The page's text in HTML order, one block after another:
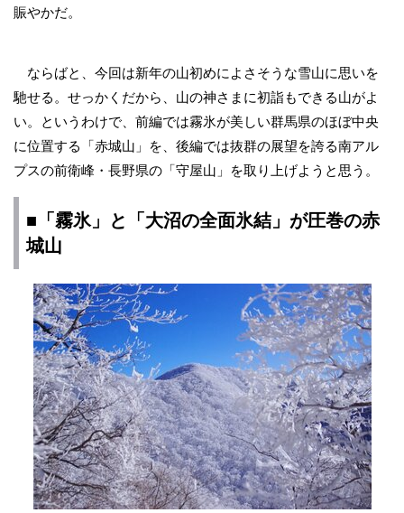
賑やかだ。
ならばと、今回は新年の山初めによさそうな雪山に思いを
馳せる。せっかくだから、山の神さまに初詣もできる山がよ
い。というわけで、前編では霧氷が美しい群馬県のほぼ中央
に位置する「赤城山」を、後編では抜群の展望を誇る南アル
プスの前衛峰・長野県の「守屋山」を取り上げようと思う。
■「霧氷」と「大沼の全面氷結」が圧巻の赤
城山